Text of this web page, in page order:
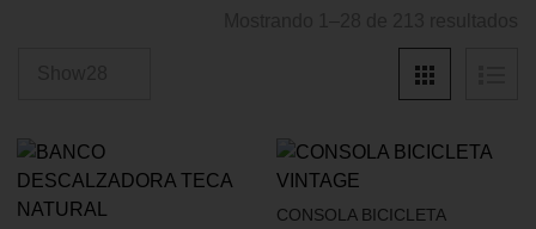
CONSOLA BICICLETA